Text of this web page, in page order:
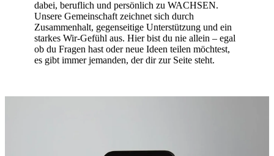
dabei, beruflich und persönlich zu WACHSEN.
Unsere Gemeinschaft zeichnet sich durch
Zusammenhalt, gegenseitige Unterstützung und ein
starkes Wir-Gefühl aus. Hier bist du nie allein – egal
ob du Fragen hast oder neue Ideen teilen möchtest,
es gibt immer jemanden, der dir zur Seite steht.